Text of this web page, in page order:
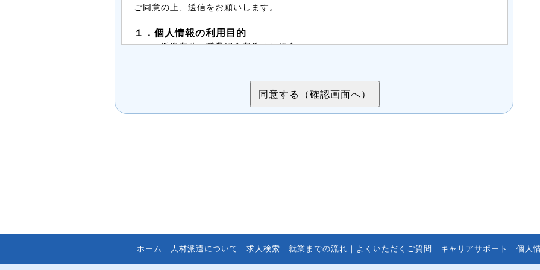
ご同意の上、送信をお願いします。
１．個人情報の利用目的
・派遣案件、職業紹介案件のご紹介
案件紹介希望者情報は、法令に基づく場合、委託する場合を除き、第三者へ提供する
止、ならびに、第三者提供記録の開示を、当社に申し出ることができます。ご請求方
法は、以下の窓口までお問い合わせください。当社はご本人を確認させていただいた
ホーム ｜ 人材派遣について ｜ 求人検索 ｜ 就業までの流れ ｜ よくいただくご質問 ｜ キャリアサポート ｜ 個人